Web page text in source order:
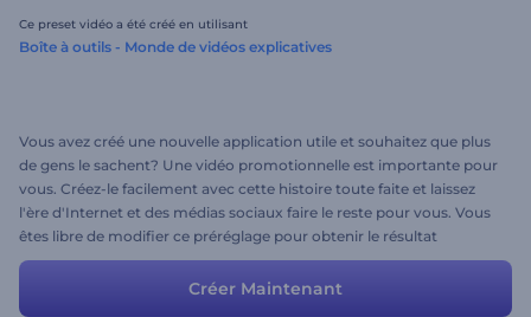
Ce preset vidéo a été créé en utilisant
Boîte à outils - Monde de vidéos explicatives
Vous avez créé une nouvelle application utile et souhaitez que plus
de gens le sachent? Une vidéo promotionnelle est importante pour
vous. Créez-le facilement avec cette histoire toute faite et laissez
l'ère d'Internet et des médias sociaux faire le reste pour vous. Vous
êtes libre de modifier ce préréglage pour obtenir le résultat
souhaité. Modifiez les scènes, tapez votre texte, téléchargez votre
média, définissez les couleurs et les styles, et c'est tout! C’est facile,
n'est ce pas?
Créer Maintenant